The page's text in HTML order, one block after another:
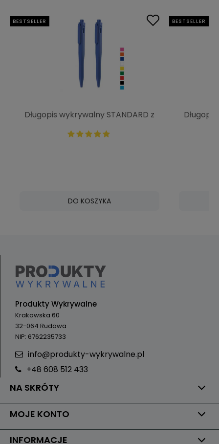
Długopis wykrywalny STANDARD z
DO KOSZYKA
BESTSELLER BESTSELLER
NA SKRÓTY
MOJE KONTO
INFORMACJE
Produkty Wykrywalne
Krakowska 60
32-064 Rudawa
NIP: 6762235733
info@produkty-wykrywalne.pl
+48 608 512 433